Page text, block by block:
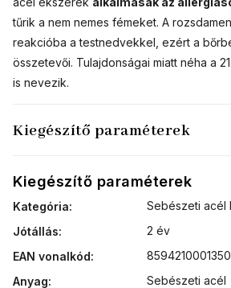
tűrik a nem nemes fémeket. A
reakcióba a testnedvekkel, ezért a
összetevői. Tulajdonságai miatt néha a
is nevezik.
Kiegészítő paraméterek
Kiegészítő paraméterek
Kategória:
Sebészeti acél
Jótállás:
2 év
EAN vonalkód:
8594210001350
Anyag:
Sebészeti acél